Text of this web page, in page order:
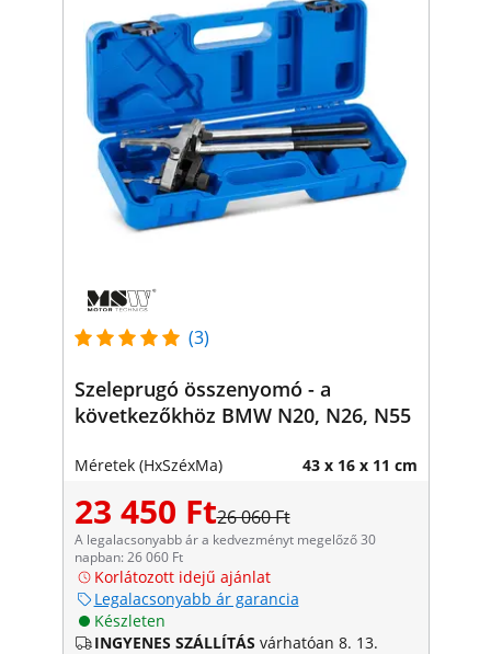
(3)
Szeleprugó összenyomó - a
következőkhöz BMW N20, N26, N55
Méretek (HxSzéxMa) 43 x 16 x 11 cm
23 450 Ft26 060 Ft
A legalacsonyabb ár a kedvezményt megelőző 30
napban: 26 060 Ft
Korlátozott idejű ajánlat
Legalacsonyabb ár garancia
Készleten
INGYENES SZÁLLÍTÁS várhatóan 8. 13.